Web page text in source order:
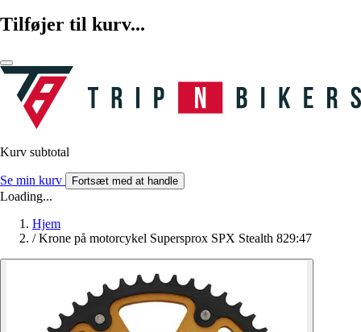
Tilføjer til kurv...
Kurv subtotal
Se min kurv Fortsæt med at handle
Loading...
Hjem
/ Krone på motorcykel Supersprox SPX Stealth 829:47